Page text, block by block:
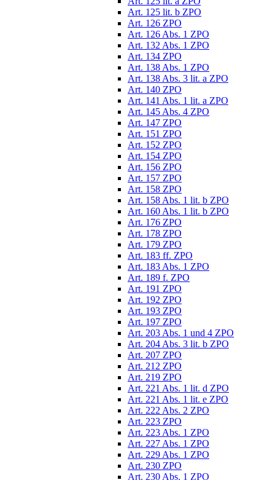
Art. 125 lit. b ZPO
Art. 126 ZPO
Art. 126 Abs. 1 ZPO
Art. 132 Abs. 1 ZPO
Art. 134 ZPO
Art. 138 Abs. 1 ZPO
Art. 138 Abs. 3 lit. a ZPO
Art. 140 ZPO
Art. 141 Abs. 1 lit. a ZPO
Art. 145 Abs. 4 ZPO
Art. 147 ZPO
Art. 151 ZPO
Art. 152 ZPO
Art. 154 ZPO
Art. 156 ZPO
Art. 157 ZPO
Art. 158 ZPO
Art. 158 Abs. 1 lit. b ZPO
Art. 160 Abs. 1 lit. b ZPO
Art. 176 ZPO
Art. 178 ZPO
Art. 179 ZPO
Art. 183 ff. ZPO
Art. 183 Abs. 1 ZPO
Art. 189 f. ZPO
Art. 191 ZPO
Art. 192 ZPO
Art. 193 ZPO
Art. 197 ZPO
Art. 203 Abs. 1 und 4 ZPO
Art. 204 Abs. 3 lit. b ZPO
Art. 207 ZPO
Art. 212 ZPO
Art. 219 ZPO
Art. 221 Abs. 1 lit. d ZPO
Art. 221 Abs. 1 lit. e ZPO
Art. 222 Abs. 2 ZPO
Art. 223 ZPO
Art. 223 Abs. 1 ZPO
Art. 227 Abs. 1 ZPO
Art. 229 Abs. 1 ZPO
Art. 230 ZPO
Art. 230 Abs. 1 ZPO